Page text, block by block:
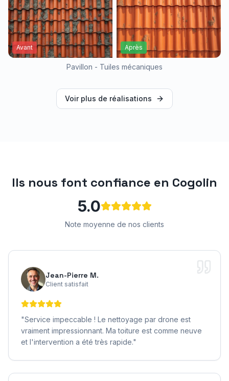
Avant Après
Pavillon - Tuiles mécaniques
Voir plus de réalisations
Ils nous font confiance en Cogolin
5.0
Note moyenne de nos clients
Jean-Pierre M.
Client satisfait
"Service impeccable ! Le nettoyage par drone est
vraiment impressionnant. Ma toiture est comme neuve
et l'intervention a été très rapide."